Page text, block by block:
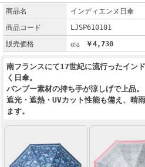
商品名
インディエンヌ日傘
商品コード
LJSP610101
販売価格
￥4,730
南フランスにて17世紀に流行ったイン
く日傘。
バンブー素材の持ち手が涼しげで上品。
遮光・遮熱・UVカット性能も備え、晴
ます。